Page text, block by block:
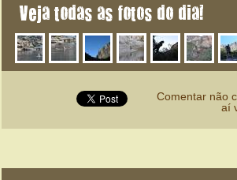
Veja todas as fotos do dia!
Comentar não
aí